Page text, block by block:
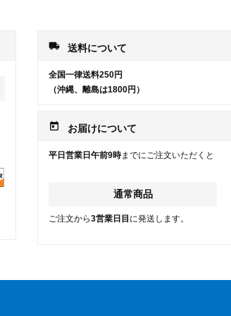
local_shipping 送料について
全国一律送料250円
（沖縄、離島は1800円）
today お届けについて
平日営業日午前9時までにご注文いただくと
通常商品
ご注文から3営業日目 に発送します。